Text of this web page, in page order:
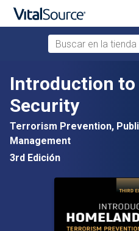
Saltar al contenido principal
Buscar en la tienda
Introduction to
Security
Terrorism Prevention,
Management
3rd Edición